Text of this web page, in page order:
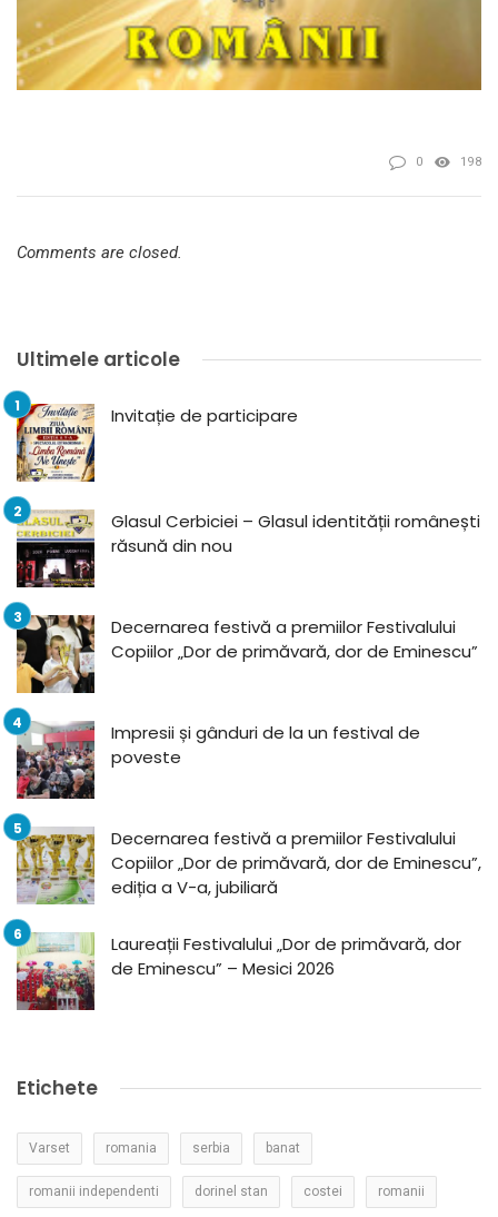
0 198
Comments are closed.
Ultimele articole
Invitație de participare
Glasul Cerbiciei – Glasul identității românești
răsună din nou
Decernarea festivă a premiilor Festivalului
Copiilor „Dor de primăvară, dor de Eminescu”
Impresii și gânduri de la un festival de
poveste
Decernarea festivă a premiilor Festivalului
Copiilor „Dor de primăvară, dor de Eminescu”,
ediția a V-a, jubiliară
Laureații Festivalului „Dor de primăvară, dor
de Eminescu” – Mesici 2026
Etichete
Varset romania serbia banat
romanii independenti dorinel stan costei romanii